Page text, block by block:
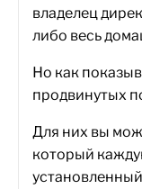
владелец
либо весь
Но как
продвинутых
Для них вы
который